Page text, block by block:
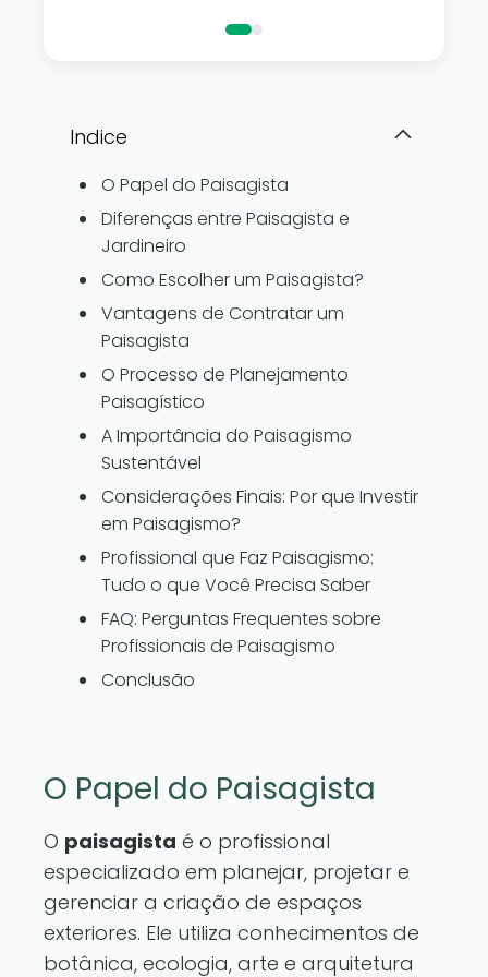
Indice
O Papel do Paisagista
Diferenças entre Paisagista e
Jardineiro
Como Escolher um Paisagista?
Vantagens de Contratar um
Paisagista
O Processo de Planejamento
Paisagístico
A Importância do Paisagismo
Sustentável
Considerações Finais: Por que Investir
em Paisagismo?
Profissional que Faz Paisagismo:
Tudo o que Você Precisa Saber
FAQ: Perguntas Frequentes sobre
Profissionais de Paisagismo
Conclusão
O Papel do Paisagista
O paisagista é o profissional
especializado em planejar, projetar e
gerenciar a criação de espaços
exteriores. Ele utiliza conhecimentos de
botânica, ecologia, arte e arquitetura